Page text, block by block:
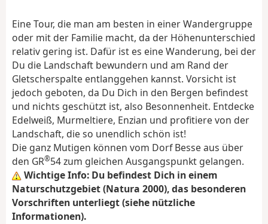
a
t
i
Eine Tour, die man am besten in einer Wandergruppe
oder mit der Familie macht, da der Höhenunterschied
relativ gering ist. Dafür ist es eine Wanderung, bei der
Du die Landschaft bewundern und am Rand der
Gletscherspalte entlanggehen kannst. Vorsicht ist
jedoch geboten, da Du Dich in den Bergen befindest
und nichts geschützt ist, also Besonnenheit. Entdecke
Edelweiß, Murmeltiere, Enzian und profitiere von der
Landschaft, die so unendlich schön ist!
Die ganz Mutigen können vom Dorf Besse aus über
den GR®54 zum gleichen Ausgangspunkt gelangen.
Wichtige Info: Du befindest Dich in einem
Naturschutzgebiet (Natura 2000), das besonderen
Vorschriften unterliegt (siehe nützliche
Informationen).